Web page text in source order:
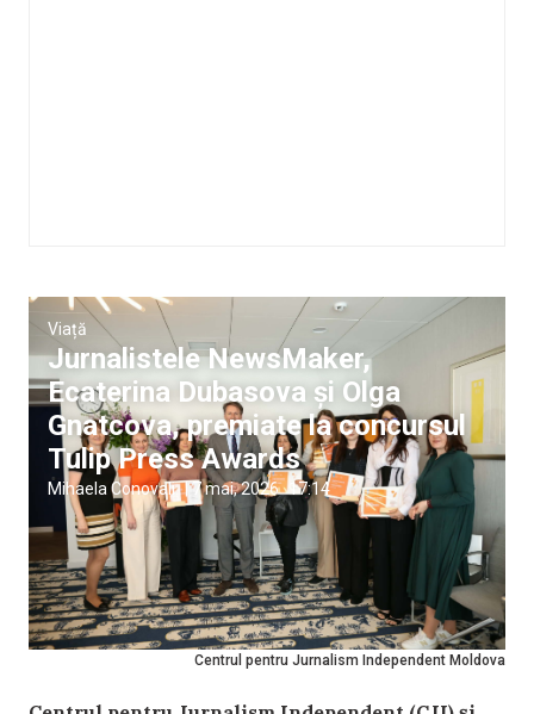
Centrul pentru Jurnalism Independent Moldova
Viață
Jurnalistele NewsMaker,
Ecaterina Dubasova și Olga
Gnatcova, premiate la concursul
Tulip Press Awards
Mihaela Conovali | 7 mai, 2026 17:14